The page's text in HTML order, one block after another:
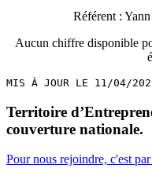
Référent :
Aucun chiffre disponible
MIS À JOUR LE 11/04/
Territoire
couverture nationale.
Pour nous rejoindre, c'est